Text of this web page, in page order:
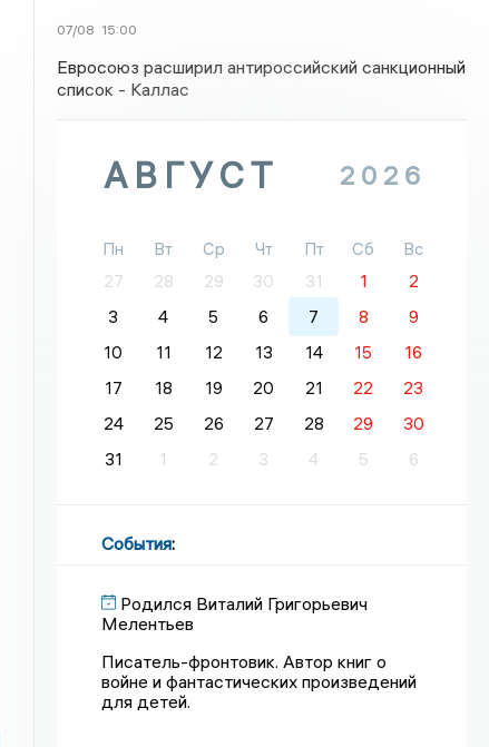
07/08 15:00
Евросоюз расширил антироссийский санкционный
список - Каллас
АВГУСТ 2026
Пн Вт Ср Чт Пт Сб
Вс
27
28 29 30 31 1
2
3
4 5 6 7 8
9
10
11 12 13 14 15
16
17
18 19 20 21 22
23
24
25 26 27 28 29
30
31
1 2 3 4 5 6
События:
Родился Виталий Григорьевич
Мелентьев
Писатель-фронтовик. Автор книг о
войне и фантастических произведений
для детей.